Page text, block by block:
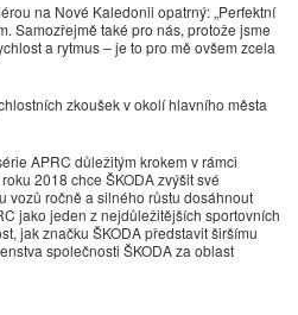
na Nové Kaledonii opatrný: „Perfektní
Samozřejmě také pro nás, protože jsme
a rytmus – je to pro mě ovšem zcela
zkoušek v okolí hlavního města
APRC důležitým krokem v rámci
2018 chce ŠKODA zvýšit své
vozů ročně a silného růstu dosáhnout
jako jeden z nejdůležitějších sportovních
jak značku ŠKODA představit širšímu
společnosti ŠKODA za oblast